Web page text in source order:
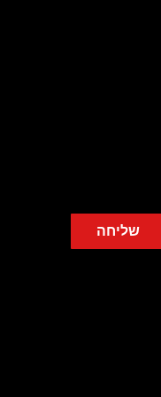
שליחה